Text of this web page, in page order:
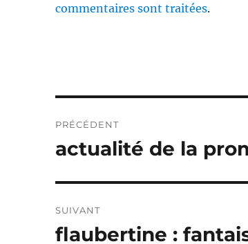
commentaires sont traitées.
de
PRÉCÉDENT
Publication
actualité de la
SUIVANT
Publication
flaubertine :